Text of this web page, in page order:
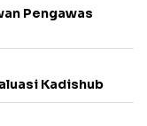
Pengawas
Kadishub